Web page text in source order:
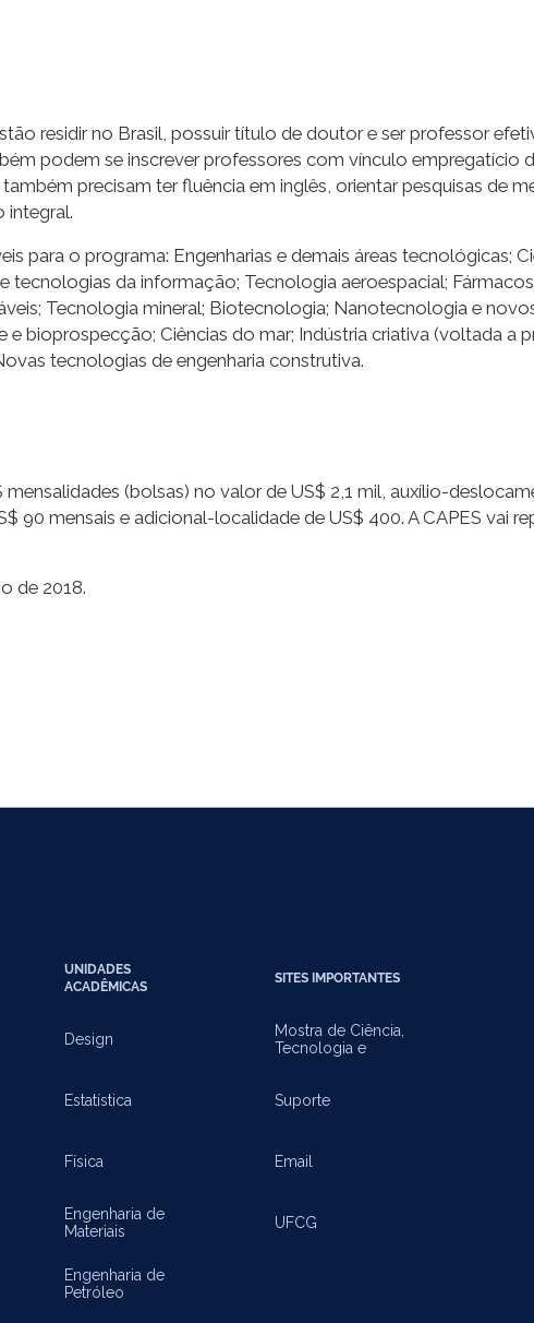
residir no Brasil, possuir título de doutor e ser professor
podem se inscrever professores com vínculo empregatício
precisam ter fluência em inglês, orientar pesquisas de
integral.
para o programa: Engenharias e demais áreas tecnológicas;
tecnologias da informação; Tecnologia aeroespacial;
Tecnologia mineral; Biotecnologia; Nanotecnologia e
e bioprospecção; Ciências do mar; Indústria criativa (voltada a
tecnologias de engenharia construtiva.
(bolsas) no valor de US$ 2,1 mil, auxílio-
90 mensais e adicional-localidade de US$ 400. A CAPES vai
de 2018.
UNIDADES
ACADÊMICAS
Design
Estatística
Física
Engenharia de
Materiais
Engenharia de
Petróleo
SITES IMPORTANTES
Mostra de Ciência,
Tecnologia e
Suporte
Email
UFCG